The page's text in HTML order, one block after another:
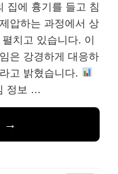
집에 흉기를 들고 침
압하는 과정에서 상
치고 있습니다. 이
은 강경하게 대응하
고 밝혔습니다.
정보 …